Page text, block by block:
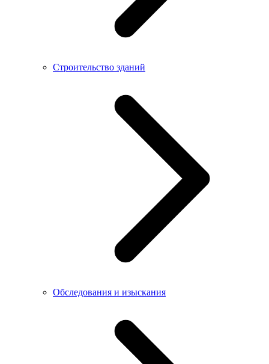
Строительство зданий
Обследования и изыскания